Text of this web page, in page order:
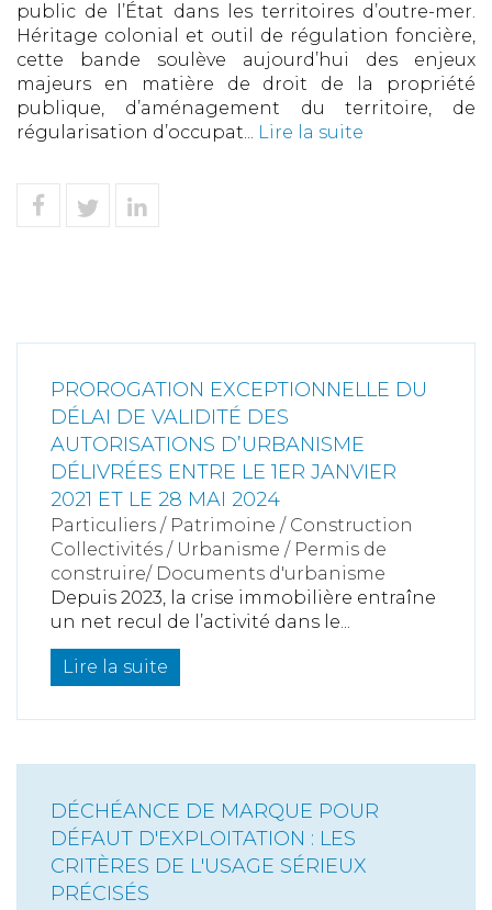
public de l’État dans les territoires d’outre-mer.
Héritage colonial et outil de régulation foncière,
cette bande soulève aujourd’hui des enjeux
majeurs en matière de droit de la propriété
publique, d’aménagement du territoire, de
régularisation d’occupat... Lire la suite
PROROGATION EXCEPTIONNELLE DU
DÉLAI DE VALIDITÉ DES
AUTORISATIONS D’URBANISME
DÉLIVRÉES ENTRE LE 1ER JANVIER
2021 ET LE 28 MAI 2024
Particuliers / Patrimoine / Construction
Collectivités / Urbanisme / Permis de
construire/ Documents d'urbanisme
Depuis 2023, la crise immobilière entraîne
un net recul de l’activité dans le...
Lire la suite
DÉCHÉANCE DE MARQUE POUR
DÉFAUT D'EXPLOITATION : LES
CRITÈRES DE L'USAGE SÉRIEUX
PRÉCISÉS